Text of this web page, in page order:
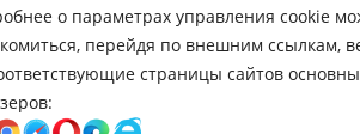
о параметрах управления cookie
перейдя по внешним ссылкам,
страницы сайтов